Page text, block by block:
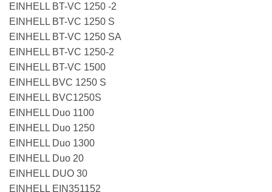
EINHELL BT-VC 1250 -2
EINHELL BT-VC 1250 S
EINHELL BT-VC 1250 SA
EINHELL BT-VC 1250-2
EINHELL BT-VC 1500
EINHELL BVC 1250 S
EINHELL BVC1250S
EINHELL Duo 1100
EINHELL Duo 1250
EINHELL Duo 1300
EINHELL Duo 20
EINHELL DUO 30
EINHELL EIN351152